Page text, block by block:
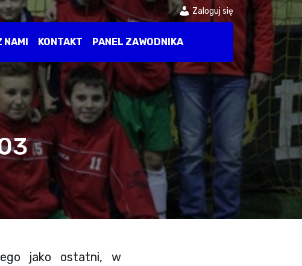
Zaloguj się
NAMI KONTAKT PANEL ZAWODNIKA
jako ostatni, w